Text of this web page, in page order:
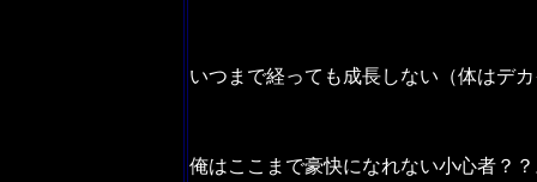
いつまで経っても成長しない（体はデ
俺はここまで豪快になれない小心者？